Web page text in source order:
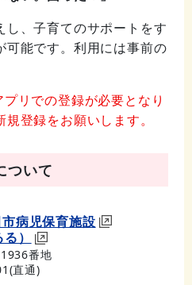
し、子育てのサポートをす
可能です。利用には事前の
リでの登録が必要となり
登録をお願いします。
ついて
病児保育施設
）
番地
直通)